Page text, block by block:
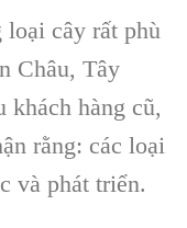
cây rất phù
Châu, Tây
hàng cũ,
rằng: các loại
và phát triển.